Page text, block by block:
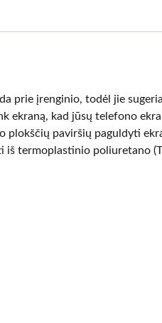
prie įrenginio, todėl jie
ekraną, kad jūsų telefono
plokščių paviršių paguldyti
termoplastinio poliuretano